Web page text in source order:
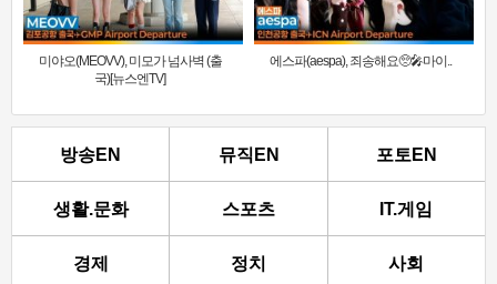
미야오(MEOVV), 미모가 넘사벽 (출
국)[뉴스엔TV]
에스파(aespa), 죄송해요🥺🎤마이..
방송EN 뮤직EN 포토EN
생활.문화 스포츠 IT.게임
경제 정치 사회